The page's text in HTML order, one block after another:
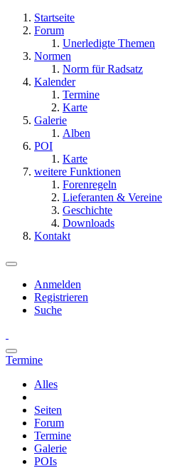
Startseite
Forum
Unerledigte Themen
Normen
Norm für Radsatz
Kalender
Termine
Karte
Galerie
Alben
POI
Karte
weitere Funktionen
Forenregeln
Lieferanten & Vereine
Geschichte
Downloads
Kontakt
Anmelden
Registrieren
Suche
Termine
Alles
Seiten
Forum
Termine
Galerie
POIs